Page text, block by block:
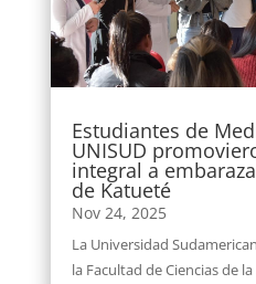
Estudiantes de
UNISUD
integral a
de Katueté
Nov 24, 2025
La Universidad
la Facultad de Ciencias de